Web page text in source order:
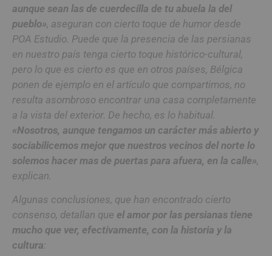
aunque sean las de cuerdecilla de tu abuela la del
pueblo», aseguran con cierto toque de humor desde
POA Estudio. Puede que la presencia de las persianas
en nuestro país tenga cierto toque histórico-cultural,
pero lo que es cierto es que en otros países, Bélgica
ponen de ejemplo en el artículo que compartimos, no
resulta asombroso encontrar una casa completamente
a la vista del exterior. De hecho, es lo habitual.
«Nosotros, aunque tengamos un carácter más abierto y
sociabilicemos mejor que nuestros vecinos del norte lo
solemos hacer mas de puertas para afuera, en la calle»,
explican.
Algunas conclusiones, que han encontrado cierto
consenso, detallan que el amor por las persianas tiene
mucho que ver, efectivamente, con la historia y la
cultura: